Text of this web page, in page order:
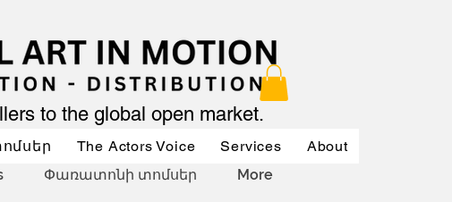
to the global open market.
The Actors Voice Services About
Փառատոնի տոմսեր More